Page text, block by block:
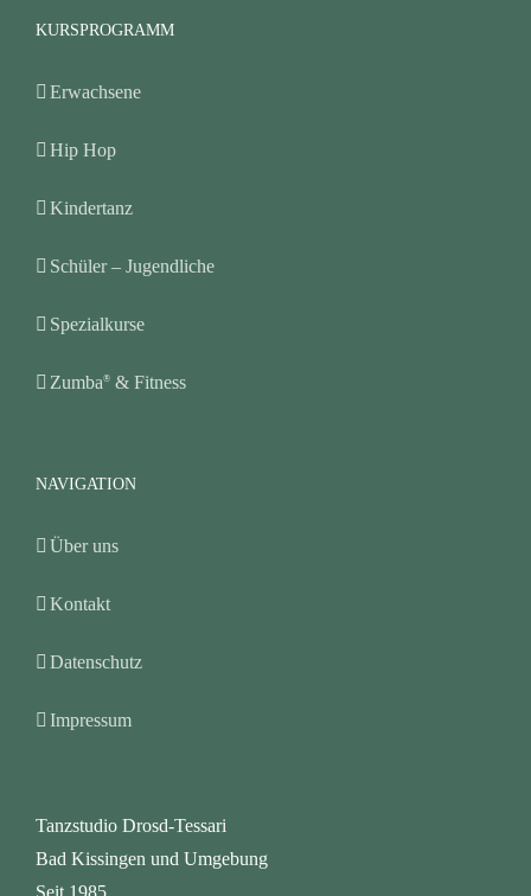
KURSPROGRAMM
Erwachsene
Hip Hop
Kindertanz
Schüler – Jugendliche
Spezialkurse
Zumba® & Fitness
NAVIGATION
Über uns
Kontakt
Datenschutz
Impressum
Tanzstudio Drosd-Tessari
Bad Kissingen und Umgebung
Seit 1985